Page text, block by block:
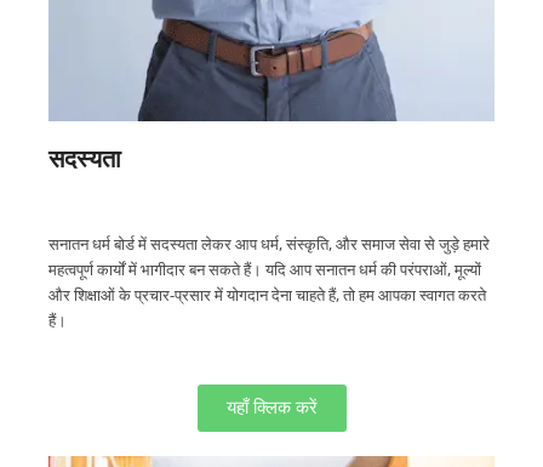
सदस्यता
सनातन धर्म बोर्ड में सदस्यता लेकर आप धर्म, संस्कृति, और समाज सेवा से जुड़े हमारे
महत्वपूर्ण कार्यों में भागीदार बन सकते हैं। यदि आप सनातन धर्म की परंपराओं, मूल्यों
और शिक्षाओं के प्रचार-प्रसार में योगदान देना चाहते हैं, तो हम आपका स्वागत करते
हैं।
यहाँ क्लिक करें